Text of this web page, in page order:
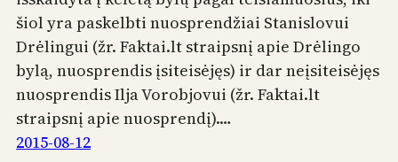
šiol yra paskelbti nuosprendžiai Stanislovui
Drėlingui (žr. Faktai.lt straipsnį apie Drėlingo
bylą, nuosprendis įsiteisėjęs) ir dar neįsiteisėjęs
nuosprendis Ilja Vorobjovui (žr. Faktai.lt
straipsnį apie nuosprendį).…
2015-08-12